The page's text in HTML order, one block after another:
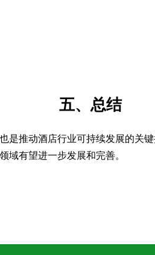
五、总结
是推动酒店行业可持续发展的关
域有望进一步发展和完善。